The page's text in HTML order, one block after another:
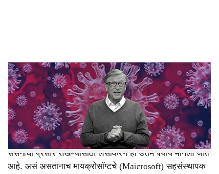
h
a
r
e
Referring to India, Bill Gates said ..
जगभरात कोरोना संसर्गाचा प्रादुर्भाव (Corona Second Wave)
पुन्हा एकदा वाढू लागला आहे. अनेक देशात कोरोनाची दुसरी आणि
तिसरी लाट आली आहे. भारतामध्येही (India) कोरोनाच्या दुसऱ्या
लाटेनं थैमान घातलं आहे. याच पार्श्वभूमीवर भारतात 1 मे पासून
कोरोनाच्या लसीकरणाचा तिसरा टप्पा सुरु होणार आहे. कोरोना
संसर्गाचा प्रसार रोखण्यासाठी लसीकरण हा उत्तम पर्याय मानला जात
आहे. असं असतानाच मायक्रोसॉप्टचे (Maicrosoft) सहसंस्थापक